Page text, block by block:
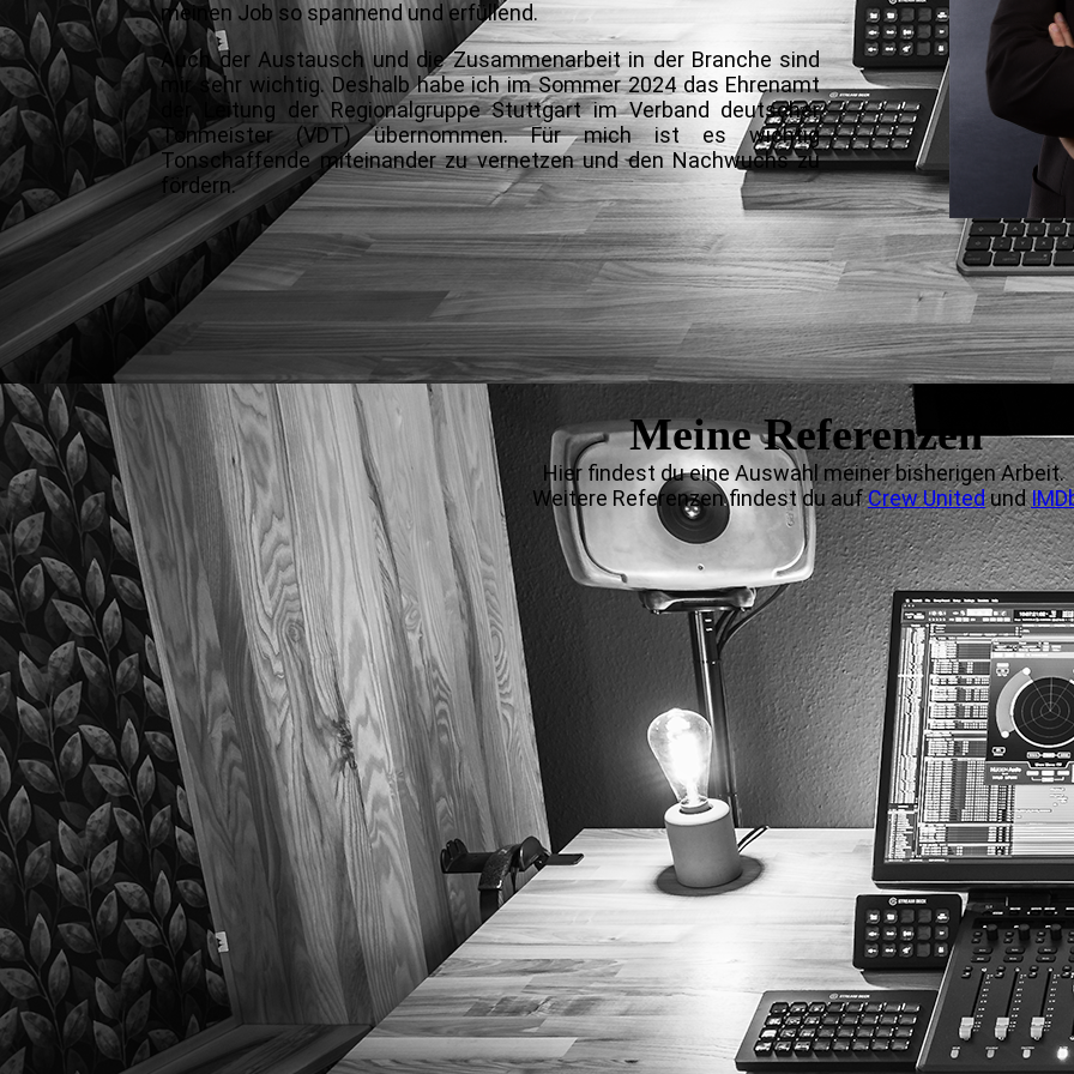
meinen Job so spannend und erfüllend.
Auch der Austausch und die Zusammenarbeit in der Branche sind
mir sehr wichtig. Deshalb habe ich im Sommer 2024 das Ehrenamt
der
Leitung der Regionalgruppe StuttgartimVerband deutscher
Tonmeister (VDT)übernommen. Für mich ist es wichtig
Tonschaffende miteinander zu vernetzen und den Nachwuchs zu
fördern.
Meine Referenzen
Hier findest du eine Auswahl meiner bisherigen Arbeit.
Weitere Referenzen findest du aufCrew Unitedund